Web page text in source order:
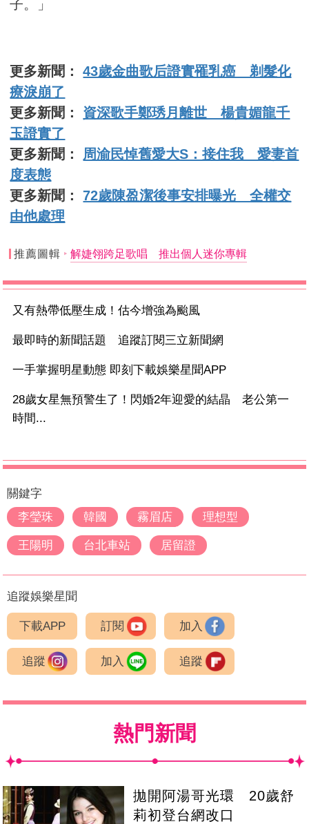
子。」
更多新聞：43歲金曲歌后證實罹乳癌 剃髮化
療淚崩了
更多新聞： 資深歌手鄭琇月離世 楊貴媚龍千
玉證實了
更多新聞： 周渝民悼舊愛大S：接住我 愛妻首
度表態
更多新聞：72歲陳盈潔後事安排曝光 全權交
由他處理
推薦圖輯 解婕翎跨足歌唱 推出個人迷你專輯
又有熱帶低壓生成！估今增強為颱風
最即時的新聞話題 追蹤訂閱三立新聞網
一手掌握明星動態 即刻下載娛樂星聞APP
28歲女星無預警生了！閃婚2年迎愛的結晶 老公第一
時間...
關鍵字
李瑩珠
韓國 霧眉店 理想型
王陽明 台北車站 居留證
追蹤娛樂星聞
下載APP 訂閱 加入
追蹤 加入 追蹤
熱門新聞
拋開阿湯哥光環 20歲舒
莉初登台網改口